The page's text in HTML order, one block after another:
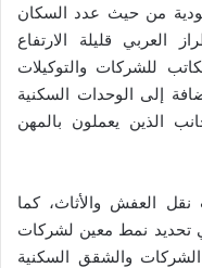
من حيث عدد السكان
العربي قليلة الارتفاع
للشركات والتوكيلات
إلى الوحدات السكنية
الذين يعملون بالمهن
العفش والأثاث، كما
تحديد نمط معين لشركات
والشقق السكنية